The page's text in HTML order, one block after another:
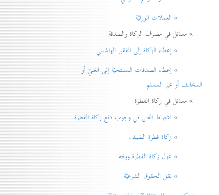
» العملات الورقيّة
» مسائل في مصرف الزكاة والصدقة
» إعطاء الزكاة إلی الفقير الهاشمي
» إعطاء الصدقات المستحبّة إلی الغنيّ أو
المخالف أو غير المسلم
» مسائل في زكاة الفطرة
» اشتراط الغنی في وجوب دفع زكاة الفطرة
» زكاة فطرة الضيف
» عزل زكاة الفطرة ووقته
» نقل الحقوق الشرعيّة